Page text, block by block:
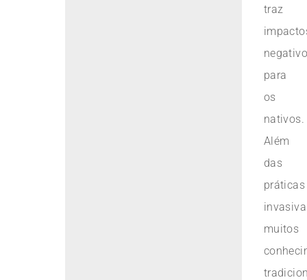
traz
para
os
nativos.
Além
das
práticas
muitos